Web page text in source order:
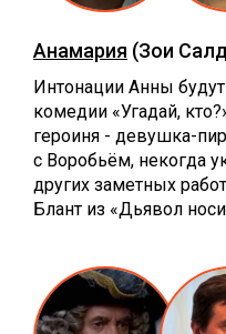
Анамария (Зои
Интонации Анны
комедии «Угадай,
героиня - девушка-
с Воробьём, некогда
других заметных
Блант из «Дьявол